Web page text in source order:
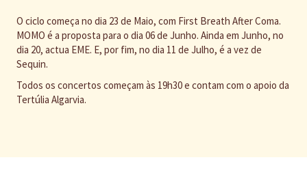
O ciclo começa no dia 23 de Maio, com First Breath After Coma.
MOMO é a proposta para o dia 06 de Junho. Ainda em Junho, no
dia 20, actua EME. E, por fim, no dia 11 de Julho, é a vez de
Sequin.
Todos os concertos começam às 19h30 e contam com o apoio da
Tertúlia Algarvia.